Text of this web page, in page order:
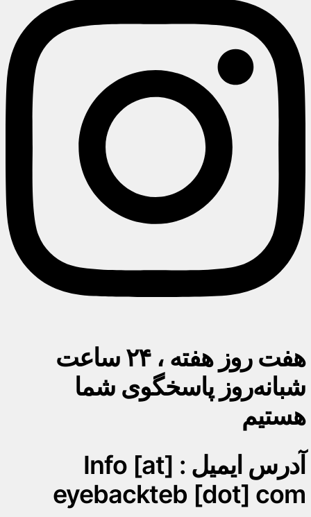
هفت روز هفته ، ۲۴ ساعت
شبانه‌روز پاسخگوی شما
هستیم
آدرس ایمیل : Info [at]
eyebackteb [dot] com